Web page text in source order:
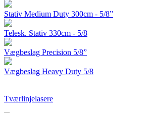
Stativ Medium Duty 300cm - 5/8”
Telesk. Stativ 330cm - 5/8
Vægbeslag Precision 5/8”
Vægbeslag Heavy Duty 5/8
Tværlinjelasere